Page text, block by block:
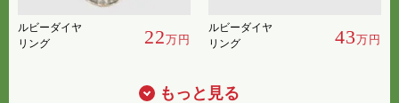
ルビーダイヤ
リング
22万円
ルビーダイヤ
リング
43万円
もっと見る